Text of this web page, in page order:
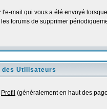
mail qui vous a été envoyé
forums de supprimer
des Utilisateurs
Profil (généralement en haut des